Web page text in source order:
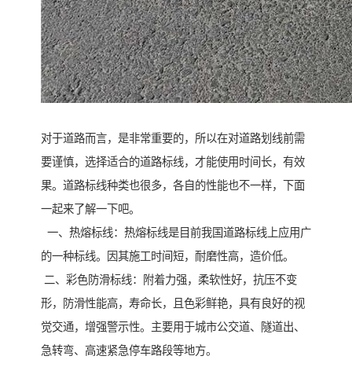
对于道路而言，是非常重要的，所以在对道路划线前需
要谨慎，选择适合的道路标线，才能使用时间长，有效
果。道路标线种类也很多，各自的性能也不一样，下面
一起来了解一下吧。
一、热熔标线：热熔标线是目前我国道路标线上应用广
的一种标线。因其施工时间短，耐磨性高，造价低。
二、彩色防滑标线：附着力强，柔软性好，抗压不变
形，防滑性能高，寿命长，且色彩鲜艳，具有良好的视
觉交通，增强警示性。主要用于城市公交道、隧道出、
急转弯、高速紧急停车路段等地方。